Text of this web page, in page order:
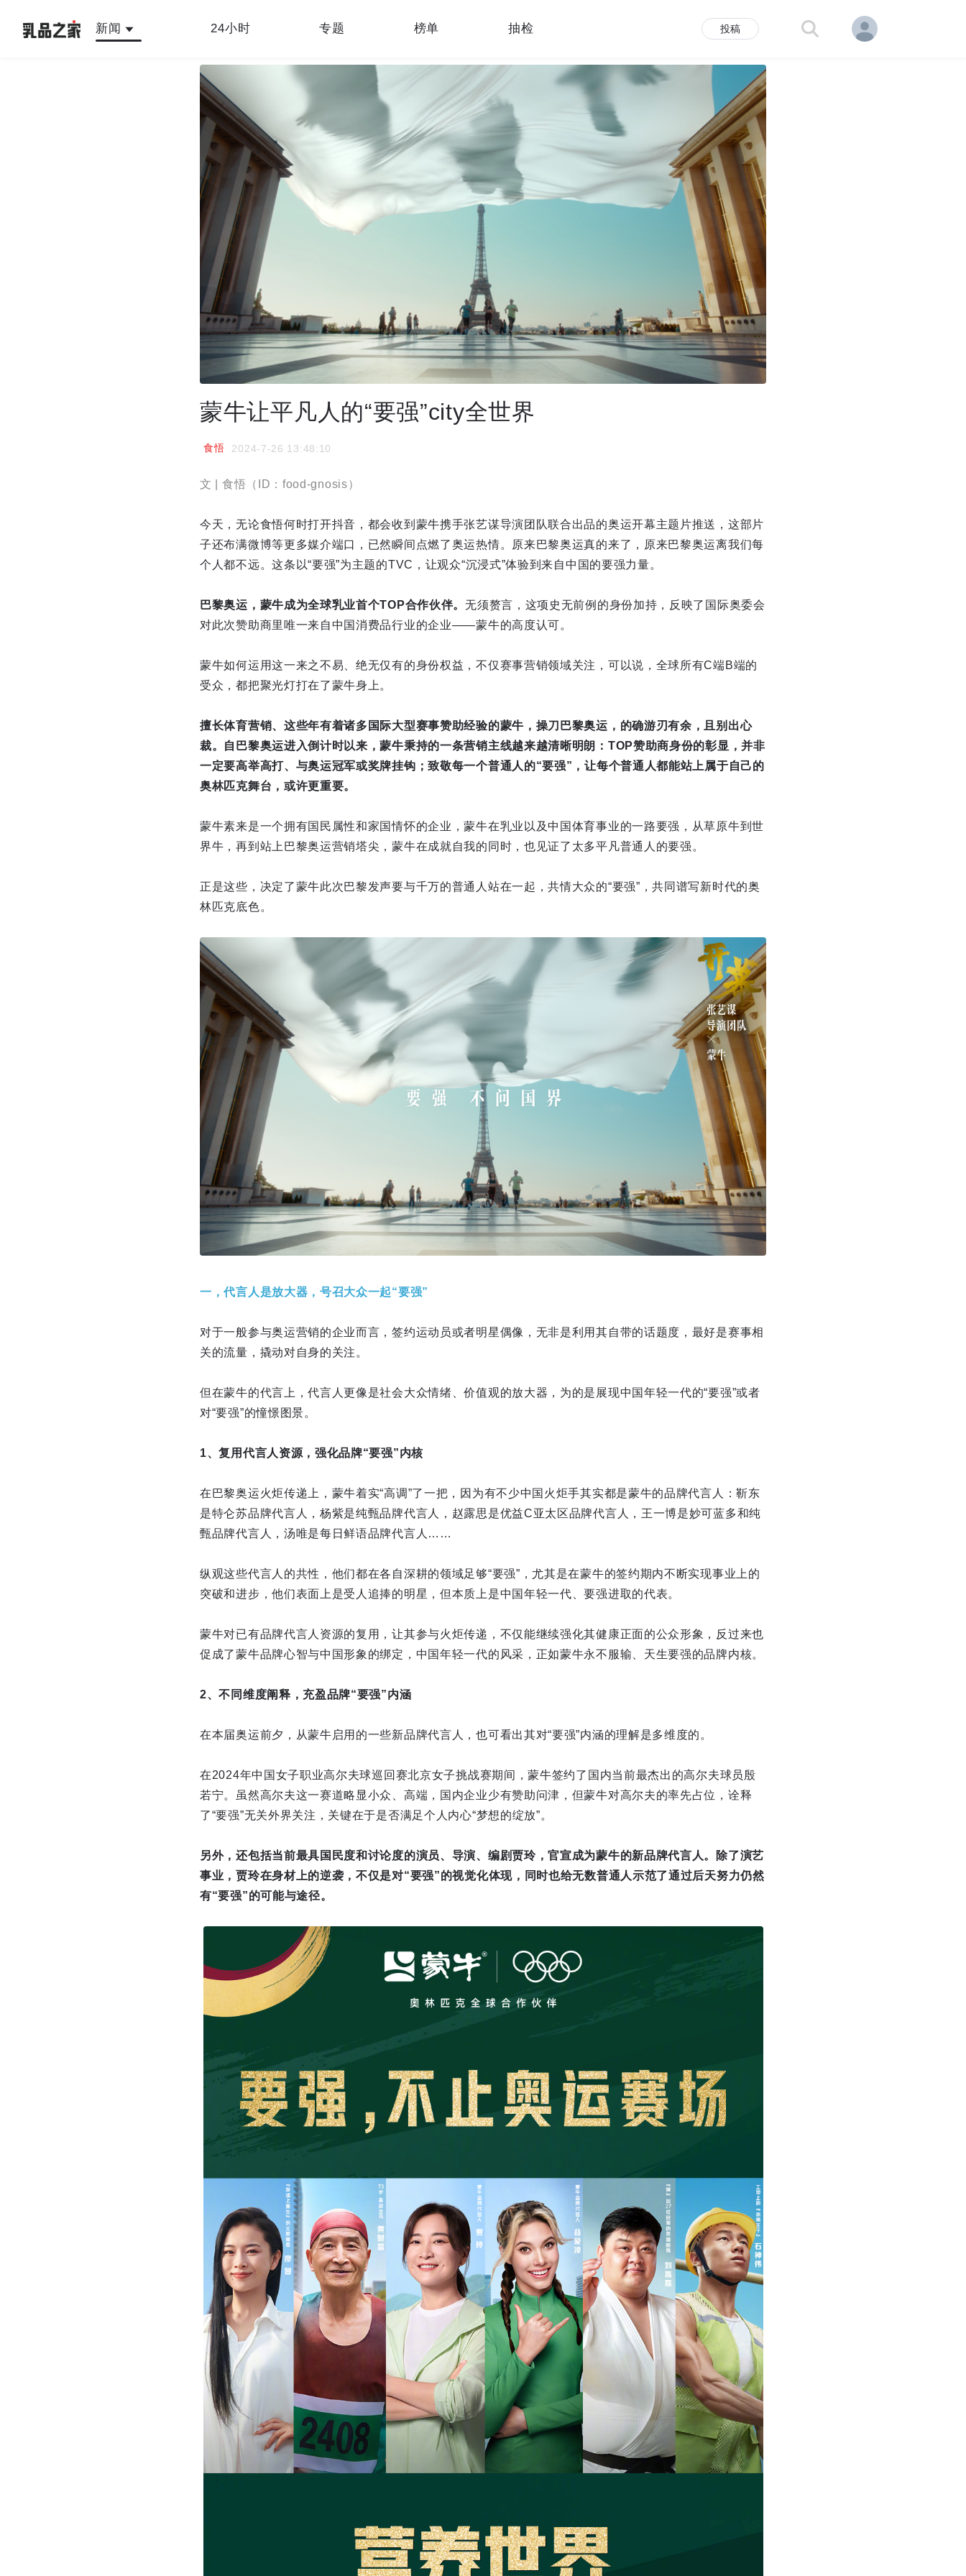
新闻
公司新闻 行业新闻 产品创新 营销创新 独家报告 测评 百科
24小时 专题 榜单 抽检 投稿
蒙牛让平凡人的“要强”city全世界
食悟 2024-7-26 13:48:10
文 | 食悟（ID：food-gnosis）
今天，无论食悟何时打开抖音，都会收到蒙牛携手张艺谋导演团队联合出品的奥运开幕主题片推送，这部片
子还布满微博等更多媒介端口，已然瞬间点燃了奥运热情。原来巴黎奥运真的来了，原来巴黎奥运离我们每
个人都不远。这条以“要强”为主题的TVC，让观众“沉浸式”体验到来自中国的要强力量。
巴黎奥运，蒙牛成为全球乳业首个TOP合作伙伴。无须赘言，这项史无前例的身份加持，反映了国际奥委会
对此次赞助商里唯一来自中国消费品行业的企业——蒙牛的高度认可。
蒙牛如何运用这一来之不易、绝无仅有的身份权益，不仅赛事营销领域关注，可以说，全球所有C端B端的
受众，都把聚光灯打在了蒙牛身上。
擅长体育营销、这些年有着诸多国际大型赛事赞助经验的蒙牛，操刀巴黎奥运，的确游刃有余，且别出心
裁。自巴黎奥运进入倒计时以来，蒙牛秉持的一条营销主线越来越清晰明朗：TOP赞助商身份的彰显，并非
一定要高举高打、与奥运冠军或奖牌挂钩；致敬每一个普通人的“要强”，让每个普通人都能站上属于自己的
奥林匹克舞台，或许更重要。
蒙牛素来是一个拥有国民属性和家国情怀的企业，蒙牛在乳业以及中国体育事业的一路要强，从草原牛到世
界牛，再到站上巴黎奥运营销塔尖，蒙牛在成就自我的同时，也见证了太多平凡普通人的要强。
正是这些，决定了蒙牛此次巴黎发声要与千万的普通人站在一起，共情大众的“要强”，共同谱写新时代的奥
林匹克底色。
一，代言人是放大器，号召大众一起“要强”
对于一般参与奥运营销的企业而言，签约运动员或者明星偶像，无非是利用其自带的话题度，最好是赛事相
关的流量，撬动对自身的关注。
但在蒙牛的代言上，代言人更像是社会大众情绪、价值观的放大器，为的是展现中国年轻一代的“要强”或者
对“要强”的憧憬图景。
1、复用代言人资源，强化品牌“要强”内核
在巴黎奥运火炬传递上，蒙牛着实“高调”了一把，因为有不少中国火炬手其实都是蒙牛的品牌代言人：靳东
是特仑苏品牌代言人，杨紫是纯甄品牌代言人，赵露思是优益C亚太区品牌代言人，王一博是妙可蓝多和纯
甄品牌代言人，汤唯是每日鲜语品牌代言人……
纵观这些代言人的共性，他们都在各自深耕的领域足够“要强”，尤其是在蒙牛的签约期内不断实现事业上的
突破和进步，他们表面上是受人追捧的明星，但本质上是中国年轻一代、要强进取的代表。
蒙牛对已有品牌代言人资源的复用，让其参与火炬传递，不仅能继续强化其健康正面的公众形象，反过来也
促成了蒙牛品牌心智与中国形象的绑定，中国年轻一代的风采，正如蒙牛永不服输、天生要强的品牌内核。
2、不同维度阐释，充盈品牌“要强”内涵
在本届奥运前夕，从蒙牛启用的一些新品牌代言人，也可看出其对“要强”内涵的理解是多维度的。
在2024年中国女子职业高尔夫球巡回赛北京女子挑战赛期间，蒙牛签约了国内当前最杰出的高尔夫球员殷
若宁。虽然高尔夫这一赛道略显小众、高端，国内企业少有赞助问津，但蒙牛对高尔夫的率先占位，诠释
了“要强”无关外界关注，关键在于是否满足个人内心“梦想的绽放”。
另外，还包括当前最具国民度和讨论度的演员、导演、编剧贾玲，官宣成为蒙牛的新品牌代言人。除了演艺
事业，贾玲在身材上的逆袭，不仅是对“要强”的视觉化体现，同时也给无数普通人示范了通过后天努力仍然
有“要强”的可能与途径。